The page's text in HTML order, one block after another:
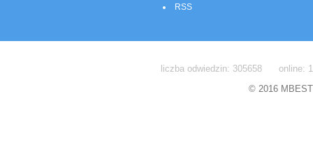
RSS
liczba odwiedzin: 305658 online: 1
© 2016 MBEST